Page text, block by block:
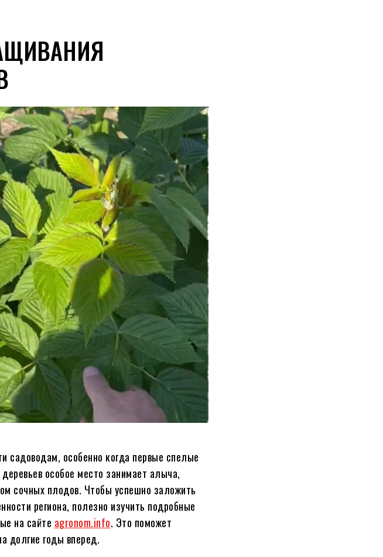
садоводам, особенно когда первые спелые
особое место занимает алыча,
сочных плодов. Чтобы успешно заложить
региона, полезно изучить подробные
на сайте agronom.info. Это поможет
долгие годы вперед.